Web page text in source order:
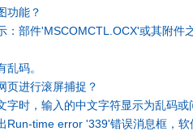
功能？
：部件'MSCOMCTL.OCX'或其附件
码。
页进行滚屏捕捉？
字时，输入的中文字符显示为乱码或
Run-time error '339'错误消息框，软